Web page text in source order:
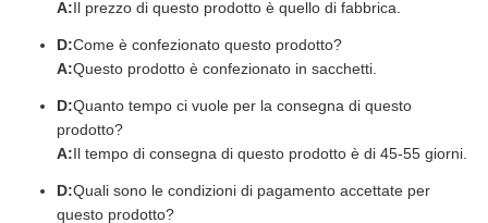
A:Il prezzo di questo prodotto è quello di fabbrica.
D:Come è confezionato questo prodotto?
A:Questo prodotto è confezionato in sacchetti.
D:Quanto tempo ci vuole per la consegna di questo
prodotto?
A:Il tempo di consegna di questo prodotto è di 45-55 giorni.
D:Quali sono le condizioni di pagamento accettate per
questo prodotto?